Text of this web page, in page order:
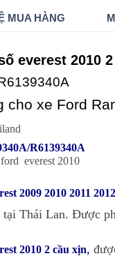
MUA HÀNG
everest 2010
cho xe Ford
R6139340A
everest 2010
2009 2010 2011
tại Thái Lan. Được
2010 2 cầu xịn,